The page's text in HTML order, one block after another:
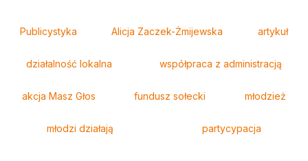
Publicystyka Alicja Zaczek-Żmijewska artykuł
działalność lokalna współpraca z administracją
akcja Masz Głos fundusz sołecki młodzież
młodzi działają partycypacja